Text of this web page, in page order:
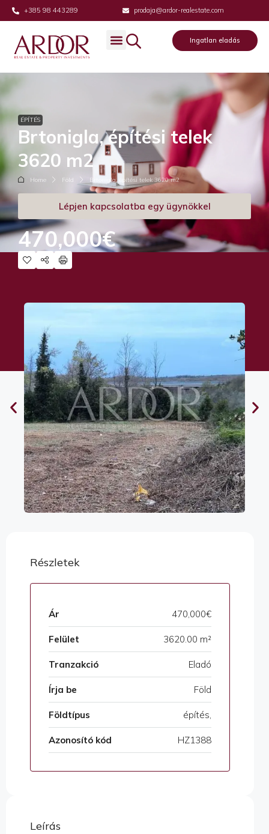
+385 98 443289 prodaja@ardor-realestate.com
Ingatlan eladás
ÉPÍTÉS
Brtonigla, építési telek
3620 m2
Home Föld Brtonigla, építési telek 3620 m2
Lépjen kapcsolatba egy ügynökkel
470,000€
Részletek
Ár 470,000€
Felület 3620.00 m²
Tranzakció Eladó
Írja be Föld
Földtípus építés,
Azonosító kód HZ1388
Leírás